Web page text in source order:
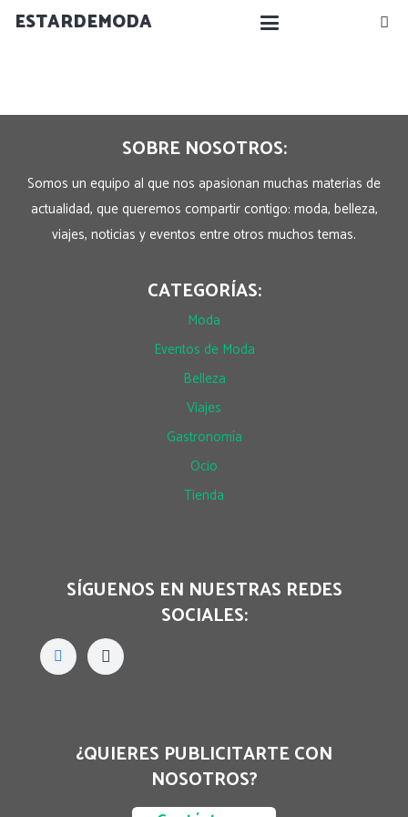
ESTARDEMODA
SOBRE NOSOTROS:
Somos un equipo al que nos apasionan muchas materias de
actualidad, que queremos compartir contigo: moda, belleza,
viajes, noticias y eventos entre otros muchos temas.
CATEGORÍAS:
Moda
Eventos de Moda
Belleza
Viajes
Gastronomía
Ocio
Tienda
SÍGUENOS EN NUESTRAS REDES
SOCIALES:
¿QUIERES PUBLICITARTE CON
NOSOTROS?